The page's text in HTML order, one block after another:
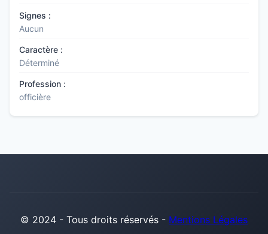
Signes :
Aucun
Caractère :
Déterminé
Profession :
officière
© 2024 - Tous droits réservés - Mentions Légales